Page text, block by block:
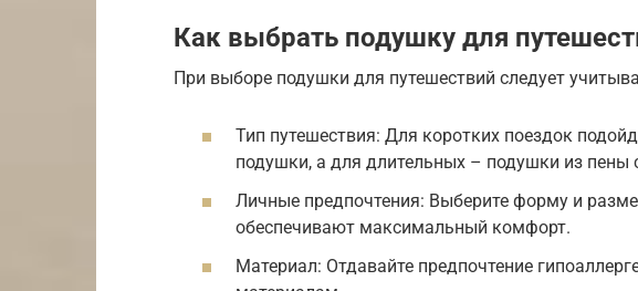
Как выбрать подушку для
При выборе подушки для путешествий следует
Тип путешествия: Для коротких поездок
подушки, а для длительных – подушки из
Личные предпочтения: Выберите форму и
обеспечивают максимальный комфорт.
Материал: Отдавайте предпочтение